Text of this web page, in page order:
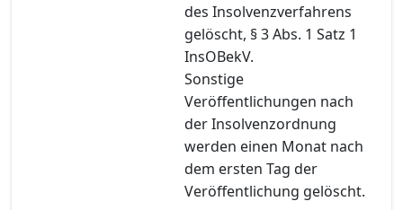
des Insolvenzverfahrens
gelöscht, § 3 Abs. 1 Satz 1
InsOBekV.
Sonstige
Veröffentlichungen nach
der Insolvenzordnung
werden einen Monat nach
dem ersten Tag der
Veröffentlichung gelöscht.